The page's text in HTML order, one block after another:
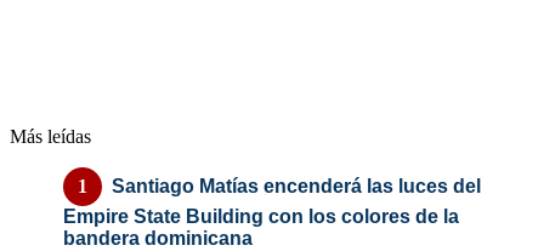
Más leídas
Santiago Matías encenderá las luces del
Empire State Building con los colores de la
bandera dominicana